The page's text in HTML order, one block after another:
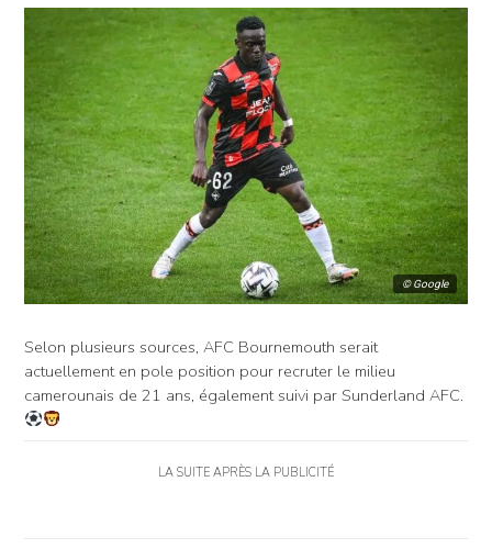
© Google
Selon plusieurs sources, AFC Bournemouth serait
actuellement en pole position pour recruter le milieu
camerounais de 21 ans, également suivi par Sunderland AFC.
LA SUITE APRÈS LA PUBLICITÉ